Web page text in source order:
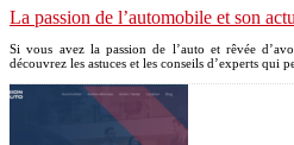
La passion de l’automobile et son
Si vous avez la passion de l’auto et rêvée
découvrez les astuces et les conseils d’experts qui